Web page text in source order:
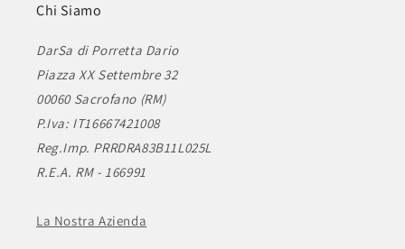
Chi Siamo
DarSa di Porretta Dario
Piazza XX Settembre 32
00060 Sacrofano (RM)
P.Iva: IT16667421008
Reg.Imp. PRRDRA83B11L025L
R.E.A. RM - 166991
La Nostra Azienda